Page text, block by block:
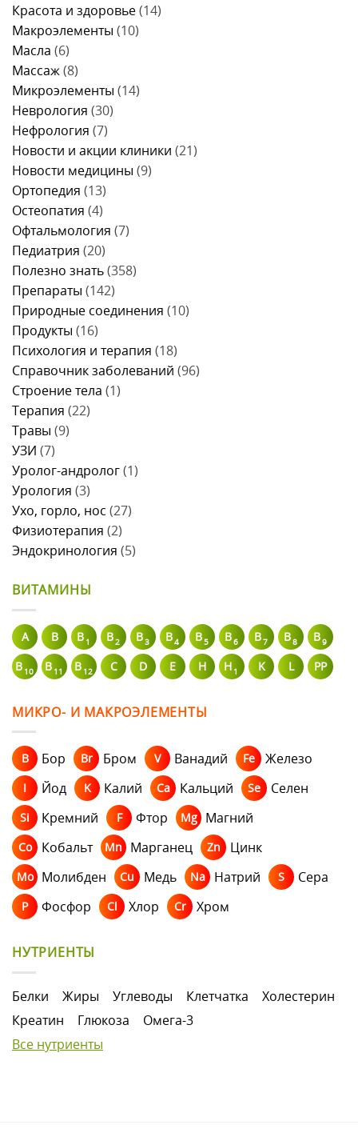
Красота и здоровье(14)
Макроэлементы (10)
Масла (6)
Массаж(8)
Микроэлементы (14)
Неврология (30)
Нефрология (7)
Новости и акции клиники (21)
Новости медицины (9)
Ортопедия (13)
Остеопатия (4)
Офтальмология (7)
Педиатрия (20)
Полезно знать(358)
Препараты (142)
Природные соединения (10)
Продукты (16)
Психология и терапия (18)
Справочник заболеваний (96)
Строение тела (1)
Терапия (22)
Травы (9)
УЗИ (7)
Уролог-андролог(1)
Урология (3)
Ухо, горло, нос (27)
Физиотерапия (2)
Эндокринология (5)
ВИТАМИНЫ
A В B 1 B2 B3 B4 B5 B6 B7 B8 B9
B 10 B 11 B 12 C D E H H 1 K L PP
МИКРО- И МАКРОЭЛЕМЕНТЫ
B Бор Br Бром V Ванадий Fe Железо
I Йод K Калий Ca Кальций Se Селен
Si Кремний F Фтор Mg Магний
Co Кобальт Mn Марганец Zn Цинк
Mo Молибден Cu Медь Na Натрий S Сера
P Фосфор Cl Хлор Cr Хром
НУТРИЕНТЫ
Белки Жиры Углеводы Клетчатка
Холестерин
Креатин
Глюкоза
Омега-3
Все нутриенты